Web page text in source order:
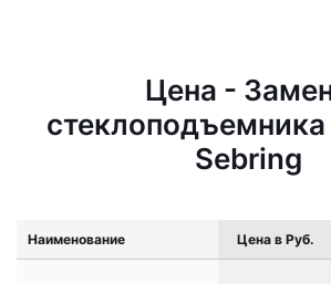
Цена -
Sebring
Наименование Цена в Руб.